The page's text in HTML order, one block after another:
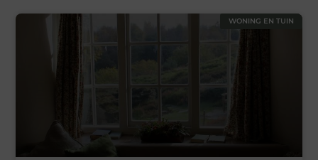
WONING EN TUIN